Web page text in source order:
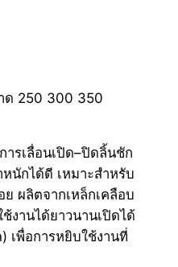
r
o
u
ด 250 300 350
รเลื่อนเปิด–ปิดลิ้นชัก
นักได้ดี เหมาะสำหรับ
ย ผลิตจากเหล็กเคลือบ
งานได้ยาวนานเปิดได้
เพื่อการหยิบใช้งานที่